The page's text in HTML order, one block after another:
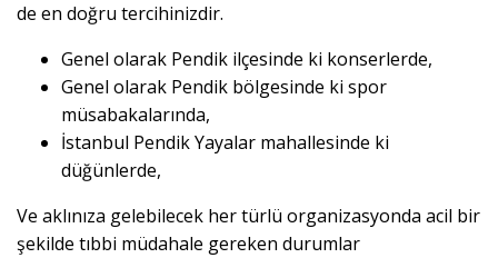
de en doğru tercihinizdir.
Genel olarak Pendik ilçesinde ki konserlerde,
Genel olarak Pendik bölgesinde ki spor
müsabakalarında,
İstanbul Pendik Yayalar mahallesinde ki
düğünlerde,
Ve aklınıza gelebilecek her türlü organizasyonda acil bir
şekilde tıbbi müdahale gereken durumlar